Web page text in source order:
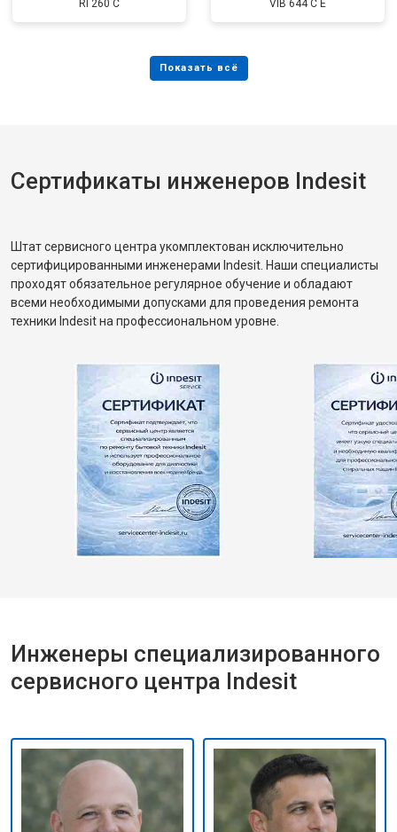
RI 260 C VIB 644 C E
Сертификаты инженеров Indesit
Штат сервисного центра укомплектован исключительно
сертифицированными инженерами Indesit. Наши специалисты
проходят обязательное регулярное обучение и обладают
всеми необходимыми допусками для проведения ремонта
техники Indesit на профессиональном уровне.
Инженеры специализированного
сервисного центра Indesit